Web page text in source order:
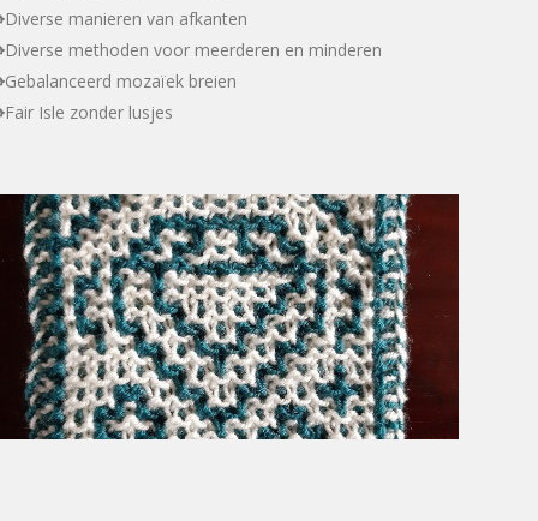
Diverse manieren van afkanten
Diverse methoden voor meerderen en minderen
Gebalanceerd mozaïek breien
Fair Isle zonder lusjes